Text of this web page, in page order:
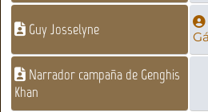
Guy Josselyne
Narrador campaña de Genghis
Khan